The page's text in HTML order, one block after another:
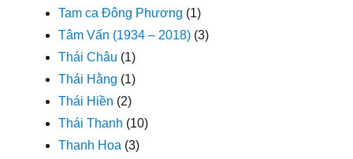
Tam ca Đông Phương (1)
Tâm Vấn (1934 – 2018) (3)
Thái Châu (1)
Thái Hằng (1)
Thái Hiền (2)
Thái Thanh (10)
Thanh Hoa (3)